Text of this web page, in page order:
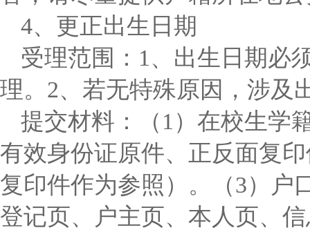
4、更正出生日期
受理范围：1、出生日期必
理。2、若无特殊原因，涉及
提交材料：（1）在校生学
有效身份证原件、正反面复
复印件作为参照）。（3）户
登记页、户主页、本人页、